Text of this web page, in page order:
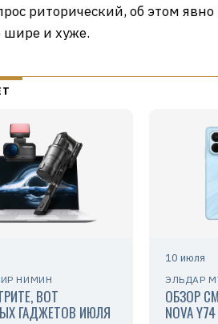
риторический, об этом
шире и хуже.
НИМИН
ВОТ
ГАДЖЕТОВ ИЮЛЯ
10 июля
ЭЛЬДАР
ОБЗОР
NOVA Y74